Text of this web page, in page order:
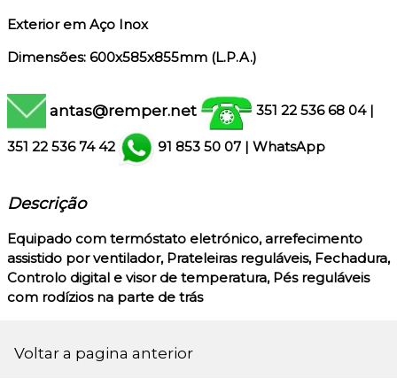
Exterior em Aço Inox
Dimensões: 600x585x855mm (L.P.A.)
antas@remper.net 351 22 536 68 04 |
351 22 536 74 42 91 853 50 07 | WhatsApp
Descrição
Equipado com termóstato eletrónico, arrefecimento
assistido por ventilador, Prateleiras reguláveis, Fechadura,
Controlo digital e visor de temperatura, Pés reguláveis
com rodízios na parte de trás
Voltar a pagina anterior